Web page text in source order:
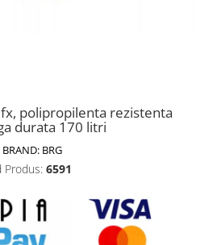
polipropilenta rezistenta
durata 170 litri
BRAND: BRG
Produs: 6591